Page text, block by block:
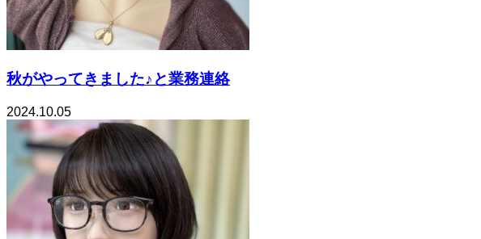
秋がやってきました♪と業務連絡
2024.10.05